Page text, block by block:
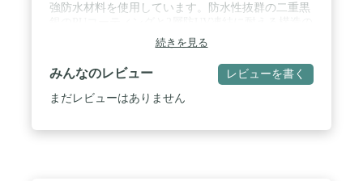
強防水材料を使用しています。防水性抜群の二重黒
厚手素材で組み合わせ、普通の裏起毛タイプボディ
カバー材料と比べると、引き裂き性、防水性を大幅
に向上させます。また、こカーカバー最新の表面コ
ーティング材料と技術を使用して、99％UVカッ
ト、擦り傷内装劣化を効果的に防ぐことができま
続きを見る
みんなのレビュー レビューを書く
まだレビューはありません